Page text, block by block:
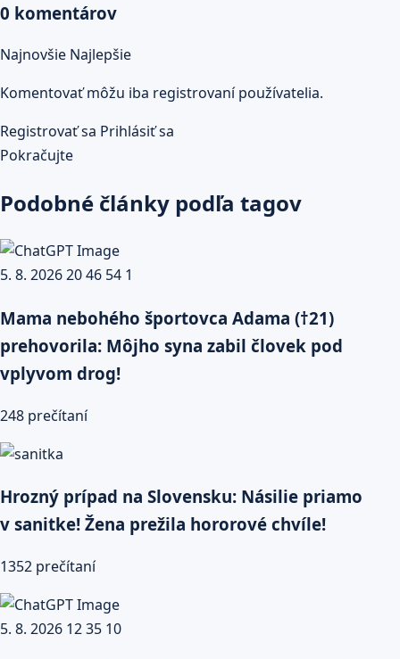
0 komentárov
Najnovšie Najlepšie
Komentovať môžu iba registrovaní používatelia.
Registrovať sa Prihlásiť sa
Pokračujte
Podobné články podľa tagov
Mama nebohého športovca Adama (†21)
prehovorila: Môjho syna zabil človek pod
vplyvom drog!
248 prečítaní
Hrozný prípad na Slovensku: Násilie priamo
v sanitke! Žena prežila hororové chvíle!
1352 prečítaní